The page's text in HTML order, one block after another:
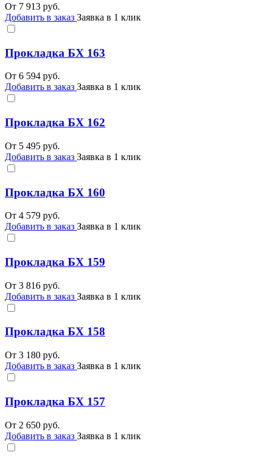
От 7 913 руб.
Добавить в заказ Заявка в 1 клик
Прокладка БХ 163
От 6 594 руб.
Добавить в заказ Заявка в 1 клик
Прокладка БХ 162
От 5 495 руб.
Добавить в заказ Заявка в 1 клик
Прокладка БХ 160
От 4 579 руб.
Добавить в заказ Заявка в 1 клик
Прокладка БХ 159
От 3 816 руб.
Добавить в заказ Заявка в 1 клик
Прокладка БХ 158
От 3 180 руб.
Добавить в заказ Заявка в 1 клик
Прокладка БХ 157
От 2 650 руб.
Добавить в заказ Заявка в 1 клик